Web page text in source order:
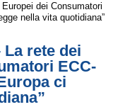
dei Consumatori
nella vita quotidiana”
La rete dei
ECC-
ci